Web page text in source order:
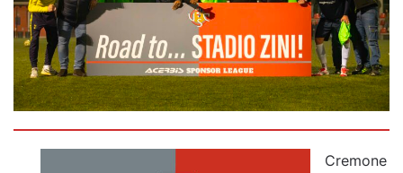
Cremone